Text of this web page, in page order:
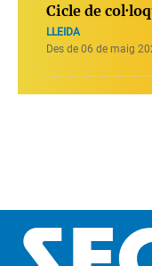
Cicle de
LLEIDA
Des de 06 de maig